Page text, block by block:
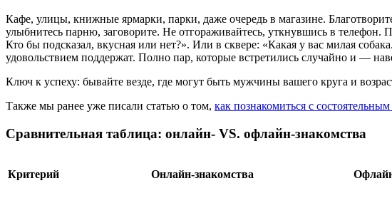
Кафе, улицы, книжные ярмарки, парки, даже очередь в магазине.
улыбнитесь парню, заговорите. Не отгораживайтесь, уткнувшись в
Кто бы подсказал, вкусная или нет?». Или в сквере: «Какая у вас милая
удовольствием поддержат. Полно пар, которые встретились случайно и —
Ключ к успеху: бывайте везде, где могут быть мужчины вашего круга и
Также мы ранее уже писали статью о том, как познакомиться с
Сравнительная таблица: онлайн- VS. офлайн-знакомства
Критерий Онлайн-знакомства